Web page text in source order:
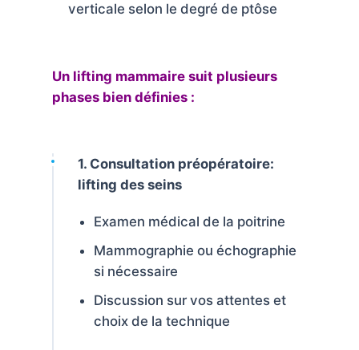
verticale selon le degré de ptôse
Un lifting mammaire suit plusieurs
phases bien définies :
1. Consultation préopératoire:
lifting des seins
Examen médical de la poitrine
Mammographie ou échographie
si nécessaire
Discussion sur vos attentes et
choix de la technique